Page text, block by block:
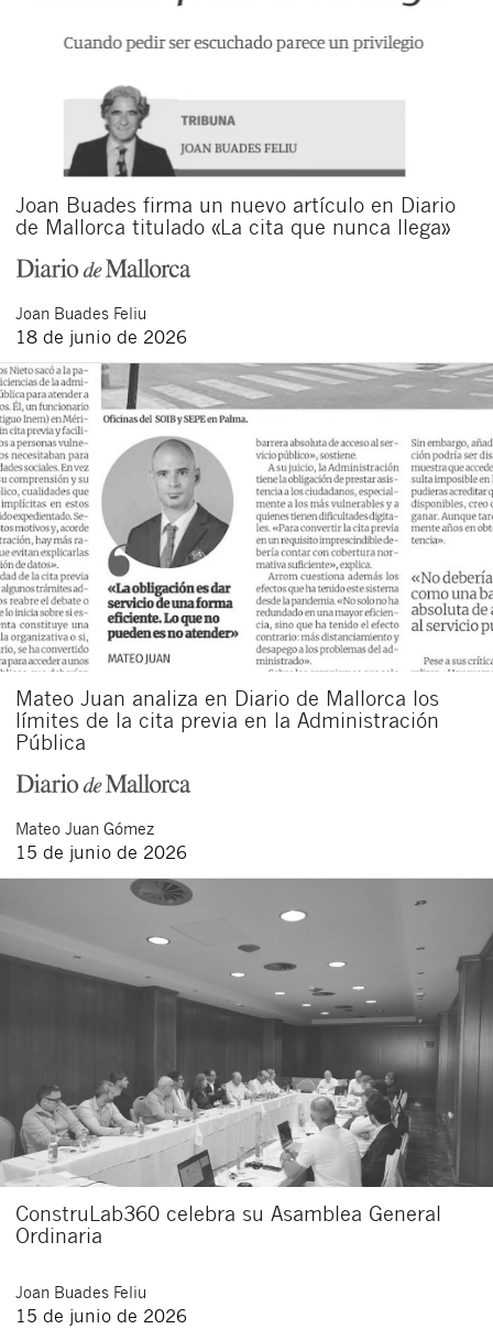
Joan Buades firma un nuevo artículo en Diario
de Mallorca titulado «La cita que nunca llega»
Joan Buades Feliu
18 de junio de 2026
Mateo Juan analiza en Diario de Mallorca los
límites de la cita previa en la Administración
Pública
Mateo Juan Gómez
15 de junio de 2026
ConstruLab360 celebra su Asamblea General
Ordinaria
Joan Buades Feliu
15 de junio de 2026